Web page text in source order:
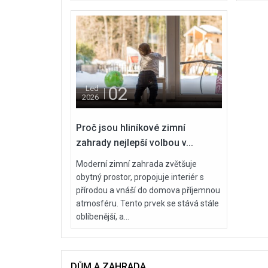
Led
2026
02
Proč jsou hliníkové zimní
zahrady nejlepší volbou v...
Moderní zimní zahrada zvětšuje
obytný prostor, propojuje interiér s
přírodou a vnáší do domova příjemnou
atmosféru. Tento prvek se stává stále
oblíbenější, a...